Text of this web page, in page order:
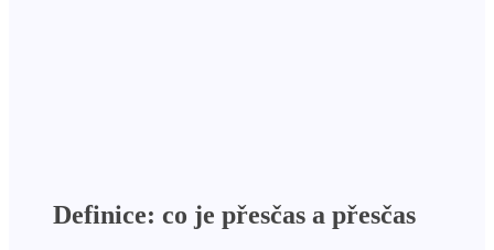
Definice: co je přesčas a přesčas